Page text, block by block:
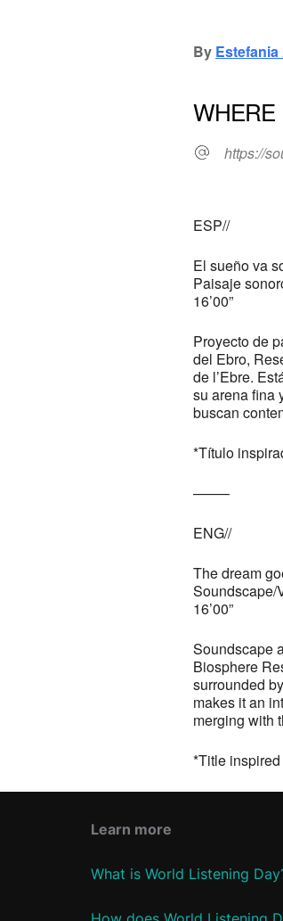
By Estefania
WHERE
https://
ESP//
El sueño va
Paisaje
16’00”
Proyecto de
del Ebro,
de l’Ebre.
su arena fina
buscan
*Título
——–
ENG//
The dream
Soundscape/
16’00”
Soundscape
Biosphere
surrounded
makes it an
merging with
*Title inspired
Learn more
What is World Listening